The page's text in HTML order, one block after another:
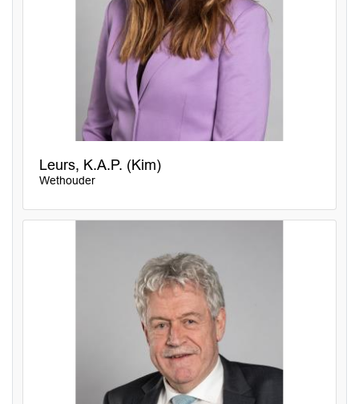
Leurs, K.A.P. (Kim)
Wethouder